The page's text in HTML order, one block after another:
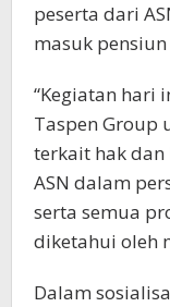
peserta dari
masuk pensiun
“Kegiatan hari
Taspen Group
terkait hak dan
ASN dalam
serta semua
diketahui oleh
Dalam